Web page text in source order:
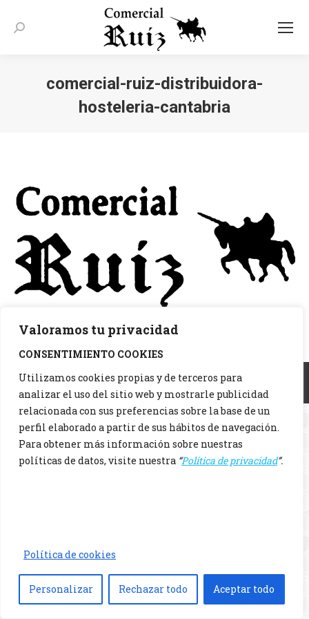
Valoramos tu privacidad
CONSENTIMIENTO COOKIES
Utilizamos cookies propias y de terceros para
analizar el uso del sitio web y mostrarle publicidad
relacionada con sus preferencias sobre la base de un
perfil elaborado a partir de sus hábitos de navegación.
Para obtener más información sobre nuestras
políticas de datos, visite nuestra “Política de privacidad”.
Política de cookies
Personalizar Rechazar todo Aceptar todo
Buscar:
comercial-ruiz-distribuidora-
hosteleria-cantabria
Menu principal